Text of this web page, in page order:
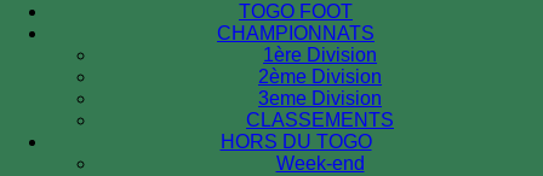
TOGO FOOT
CHAMPIONNATS
1ère Division
2ème Division
3eme Division
CLASSEMENTS
HORS DU TOGO
Week-end